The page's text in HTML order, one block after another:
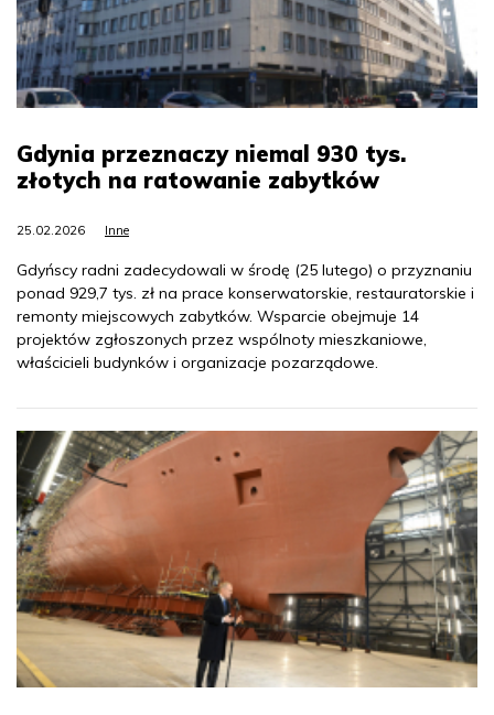
Gdynia przeznaczy niemal 930 tys.
złotych na ratowanie zabytków
25.02.2026 Inne
Gdyńscy radni zadecydowali w środę (25 lutego) o przyznaniu
ponad 929,7 tys. zł na prace konserwatorskie, restauratorskie i
remonty miejscowych zabytków. Wsparcie obejmuje 14
projektów zgłoszonych przez wspólnoty mieszkaniowe,
właścicieli budynków i organizacje pozarządowe.